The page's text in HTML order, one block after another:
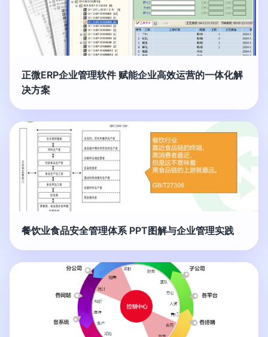
正微ERP企业管理软件 赋能企业高效运营的一体化解
决方案
餐饮业食品安全管理体系 PPT图解与企业管理实践